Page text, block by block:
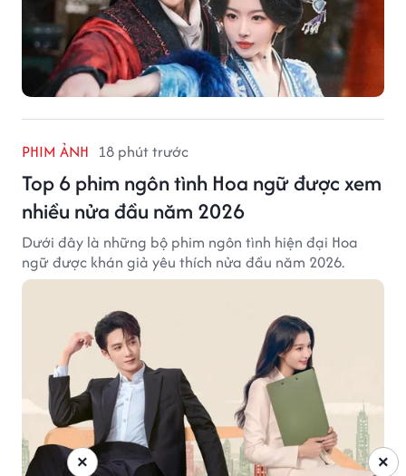
PHIM ẢNH 18 phút trước
Top 6 phim ngôn tình Hoa ngữ được xem
nhiều nửa đầu năm 2026
Dưới đây là những bộ phim ngôn tình hiện đại Hoa
ngữ được khán giả yêu thích nửa đầu năm 2026.
×
×